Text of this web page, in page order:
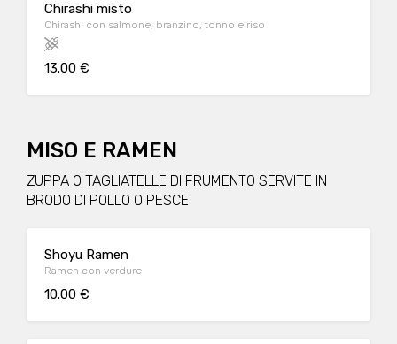
Chirashi misto
Chirashi con salmone, branzino, tonno e riso
13.00 €
MISO E RAMEN
ZUPPA O TAGLIATELLE DI FRUMENTO SERVITE IN
BRODO DI POLLO O PESCE
Shoyu Ramen
Ramen con verdure
10.00 €